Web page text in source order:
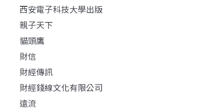
西安電子科技大學出版
親子天下
貓頭鷹
財信
財經傳訊
財經錢線文化有限公司
遠流